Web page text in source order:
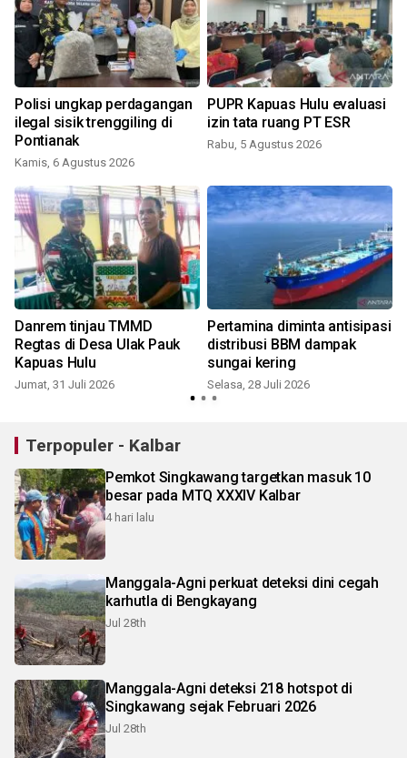
Polisi ungkap perdagangan
ilegal sisik trenggiling di
Pontianak
Kamis, 6 Agustus 2026
PUPR Kapuas Hulu evaluasi
izin tata ruang PT ESR
Rabu, 5 Agustus 2026
Danrem tinjau TMMD
Regtas di Desa Ulak Pauk
Kapuas Hulu
Jumat, 31 Juli 2026
Pertamina diminta antisipasi
distribusi BBM dampak
sungai kering
Selasa, 28 Juli 2026
Terpopuler - Kalbar
Pemkot Singkawang targetkan masuk 10
besar pada MTQ XXXIV Kalbar
4 hari lalu
Manggala-Agni perkuat deteksi dini cegah
karhutla di Bengkayang
Jul 28th
Manggala-Agni deteksi 218 hotspot di
Singkawang sejak Februari 2026
Jul 28th